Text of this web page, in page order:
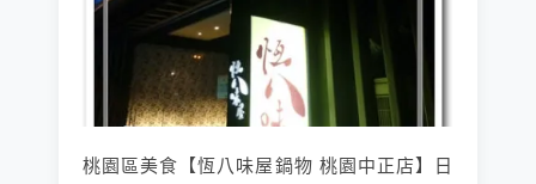
桃園區美食【恆八味屋鍋物 桃園中正店】日